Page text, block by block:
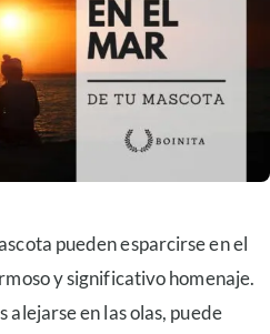
pueden esparcirse en el
y significativo homenaje.
alejarse en las olas, puede